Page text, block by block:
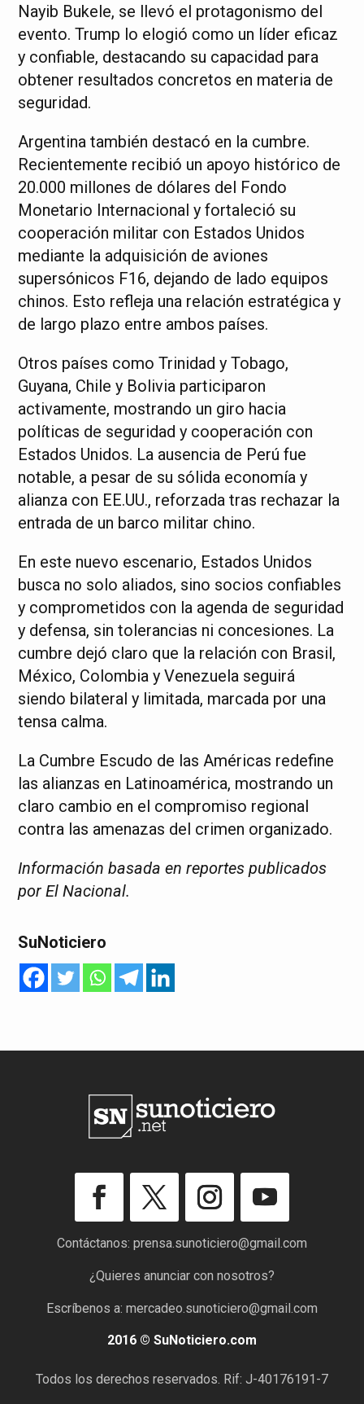
Nayib Bukele, se llevó el protagonismo del
evento. Trump lo elogió como un líder eficaz
y confiable, destacando su capacidad para
obtener resultados concretos en materia de
seguridad.
Argentina también destacó en la cumbre.
Recientemente recibió un apoyo histórico de
20.000 millones de dólares del Fondo
Monetario Internacional y fortaleció su
cooperación militar con Estados Unidos
mediante la adquisición de aviones
supersónicos F16, dejando de lado equipos
chinos. Esto refleja una relación estratégica y
de largo plazo entre ambos países.
Otros países como Trinidad y Tobago,
Guyana, Chile y Bolivia participaron
activamente, mostrando un giro hacia
políticas de seguridad y cooperación con
Estados Unidos. La ausencia de Perú fue
notable, a pesar de su sólida economía y
alianza con EE.UU., reforzada tras rechazar la
entrada de un barco militar chino.
En este nuevo escenario, Estados Unidos
busca no solo aliados, sino socios confiables
y comprometidos con la agenda de seguridad
y defensa, sin tolerancias ni concesiones. La
cumbre dejó claro que la relación con Brasil,
México, Colombia y Venezuela seguirá
siendo bilateral y limitada, marcada por una
tensa calma.
La Cumbre Escudo de las Américas redefine
las alianzas en Latinoamérica, mostrando un
claro cambio en el compromiso regional
contra las amenazas del crimen organizado.
Información basada en reportes publicados
por El Nacional.
SuNoticiero
Contáctanos: prensa.sunoticiero@gmail.com
¿Quieres anunciar con nosotros?
Escríbenos a: mercadeo.sunoticiero@gmail.com
2016 © SuNoticiero.com
Todos los derechos reservados. Rif: J-40176191-7